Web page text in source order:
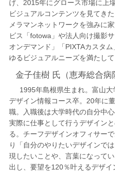
げ、2015年にグロース市場に上
ビジュアルコンテンツを見てき
メラマンネットワークを強みに
ビス「fotowa」や法人向け撮影
オンデマンド」「PIXTAカスタ
ゆるビジュアルニーズを満たし
金子佳樹 氏（恵寿総合病
1995年島根県生まれ。富山大
デザイン情報コース卒。20年に
職。入職後は大学時代の自分中
実際に仕事として行うデザイン
る。チーフデザインオフィサー
り「自分のやりたいデザインで
現したいことや、言葉になって
出し、要望を120％叶えるデザイ